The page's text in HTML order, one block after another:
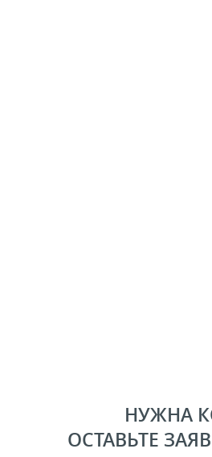
НУЖНА
ОСТАВЬТЕ